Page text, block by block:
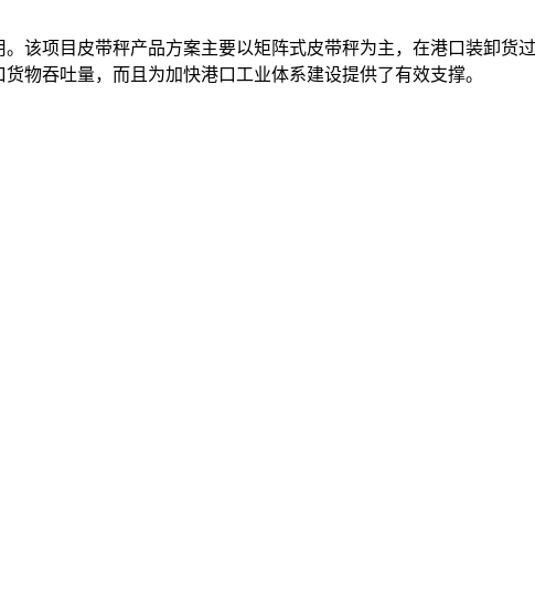
该项目皮带秤产品方案主要以矩阵式皮带秤为主，在港口装卸货
物吞吐量，而且为加快港口工业体系建设提供了有效支撑。